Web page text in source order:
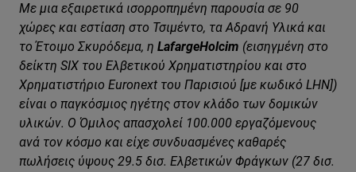
Με μια εξαιρετικά ισορροπημένη παρουσία σε 90
χώρες και εστίαση στο Τσιμέντο, τα Αδρανή Υλικά και
το Έτοιμο Σκυρόδεμα, η LafargeHolcim (εισηγμένη στο
δείκτη SIX του Ελβετικού Χρηματιστηρίου και στο
Χρηματιστήριο Euronext του Παρισιού [με κωδικό LHN])
είναι ο παγκόσμιος ηγέτης στον κλάδο των δομικών
υλικών. Ο Όμιλος απασχολεί 100.000 εργαζόμενους
ανά τον κόσμο και είχε συνδυασμένες καθαρές
πωλήσεις ύψους 29.5 δισ. Ελβετικών Φράγκων (27 δισ.